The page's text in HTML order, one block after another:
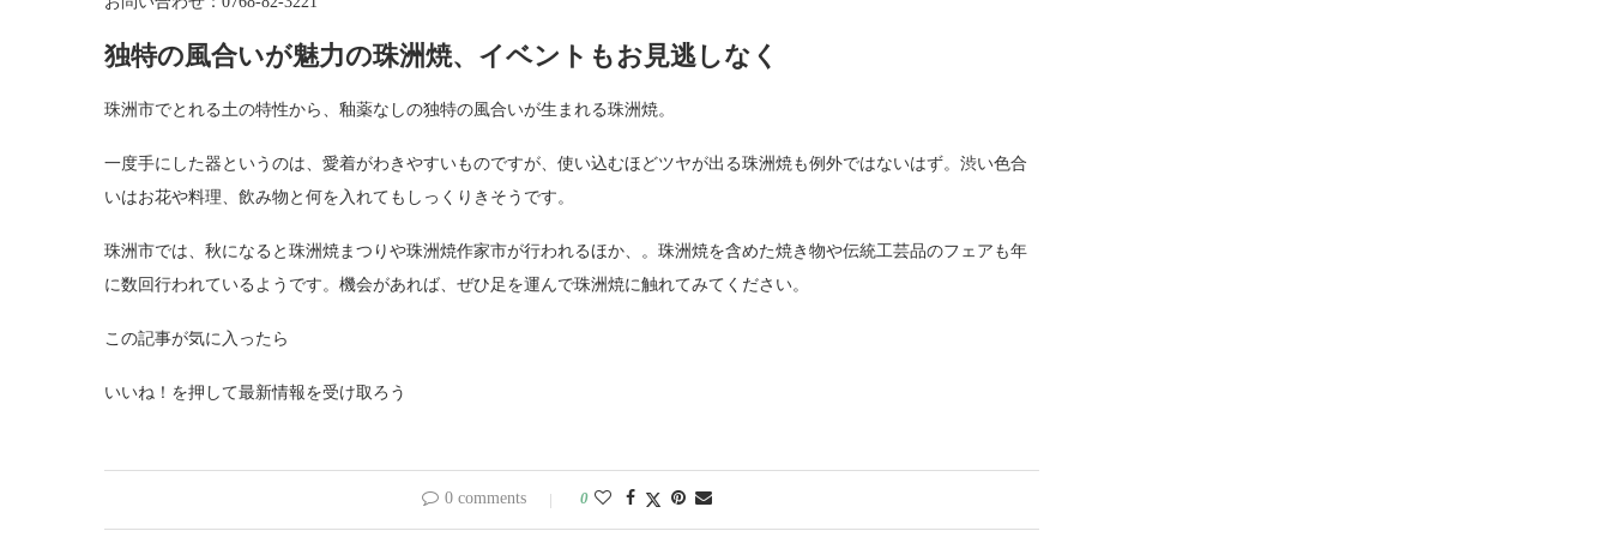
独特の風合いが魅力の珠洲焼、イベントもお見逃しなく
珠洲市でとれる土の特性から、釉薬なしの独特の風合いが生まれる珠洲焼。
一度手にした器というのは、愛着がわきやすいものですが、使い込むほどツヤが出る珠洲焼も例外ではないはず。渋い色合
いはお花や料理、飲み物と何を入れてもしっくりきそうです。
珠洲市では、秋になると珠洲焼まつりや珠洲焼作家市が行われるほか、。珠洲焼を含めた焼き物や伝統工芸品のフェアも年
に数回行われているようです。機会があれば、ぜひ足を運んで珠洲焼に触れてみてください。
この記事が気に入ったら
いいね！を押して最新情報を受け取ろう
0 comments 0